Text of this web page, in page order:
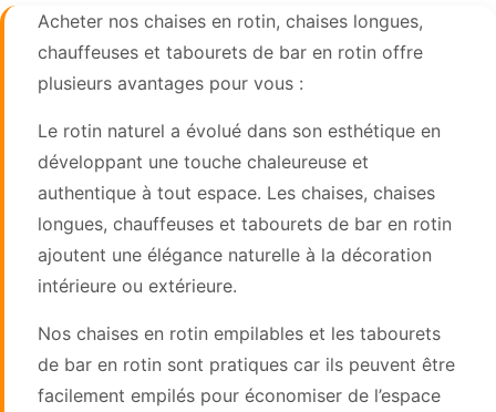
Acheter nos chaises en rotin, chaises longues,
chauffeuses et tabourets de bar en rotin offre
plusieurs avantages pour vous :
Le rotin naturel a évolué dans son esthétique en
développant une touche chaleureuse et
authentique à tout espace. Les chaises, chaises
longues, chauffeuses et tabourets de bar en rotin
ajoutent une élégance naturelle à la décoration
intérieure ou extérieure.
Nos chaises en rotin empilables et les tabourets
de bar en rotin sont pratiques car ils peuvent être
facilement empilés pour économiser de l’espace